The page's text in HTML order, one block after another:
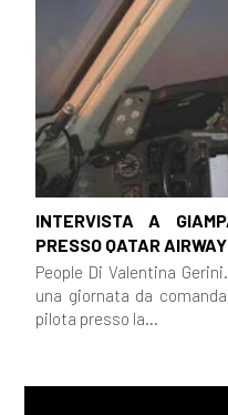
INTERVISTA A
PRESSO QATAR
People Di Valentina
una giornata da
pilota presso la...